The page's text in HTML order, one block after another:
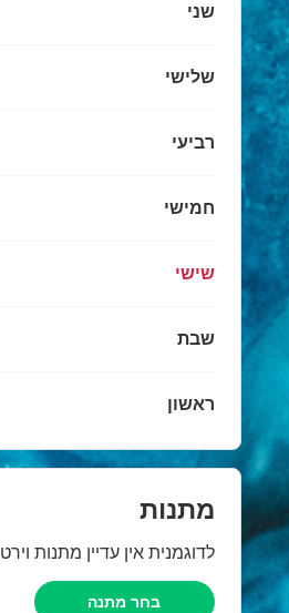
שני
שלישי
רביעי
חמישי
שישי
שבת
ראשון
מתנות
לדוגמנית אין עדיין מתנות
בחר מתנה